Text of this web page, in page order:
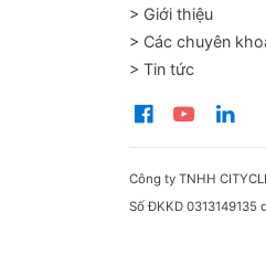
> Giới thiệu
> Các chuyên
> Tin tức
Công ty TNHH
Số ĐKKD 0313149135